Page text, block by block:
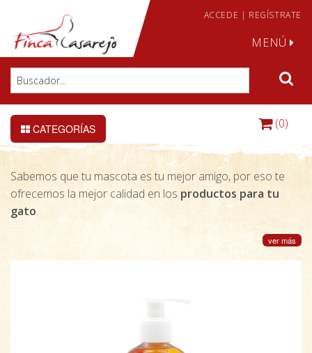
ACCEDE | REGÍSTRATE
MENÚ
CATEGORÍAS (0)
Sabemos que tu mascota es tu mejor amigo, por eso te
ofrecemos la mejor calidad en los productos para tu
gato.
ver más